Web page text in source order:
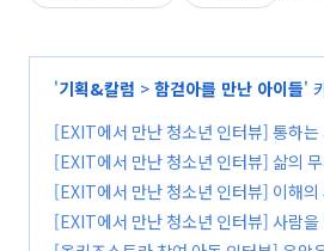
'기획&칼럼 > 함걷아를 만난 아이들'
[EXIT에서 만난 청소년 인터뷰] 통하는
소중하다
(0)
[EXIT에서 만난 청소년 인터뷰] 삶의
디는 것
(0)
[EXIT에서 만난 청소년 인터뷰] 이해의
(0)
[EXIT에서 만난 청소년 인터뷰] 사람을